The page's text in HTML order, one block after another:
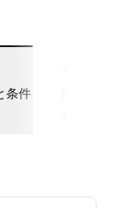
条件